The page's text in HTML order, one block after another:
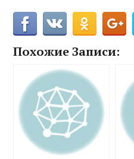
Похожие Записи: